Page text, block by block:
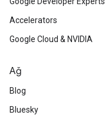
Accelerators
Google Cloud & NVIDIA
Ağ
Blog
Bluesky